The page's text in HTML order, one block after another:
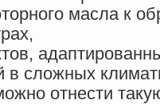
масла к
в сложных
отнести